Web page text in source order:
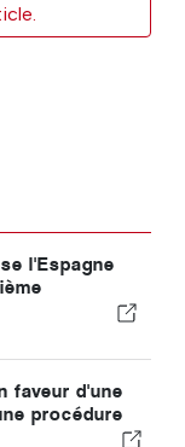
l'Espagne
de
faveur d'une
procédure